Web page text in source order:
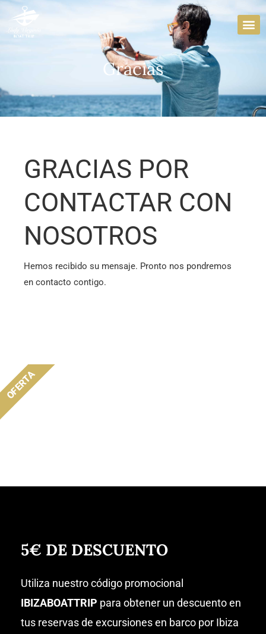
contenido
Gracias
GRACIAS POR
CONTACTAR CON
NOSOTROS
Hemos recibido su mensaje. Pronto nos pondremos
en contacto contigo.
5€ DE DESCUENTO
Utiliza nuestro código promocional
IBIZABOATTRIP para obtener un descuento en
tus reservas de excursiones en barco por Ibiza
OFERTA